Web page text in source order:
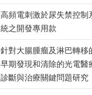
高頻電刺激於尿失禁控制
統之開發專用款
針對大腸腫瘤及淋巴轉移
早期發現和清除的光電醫
診斷與治療關鍵問題研究